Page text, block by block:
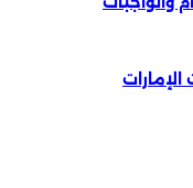
الإمارات